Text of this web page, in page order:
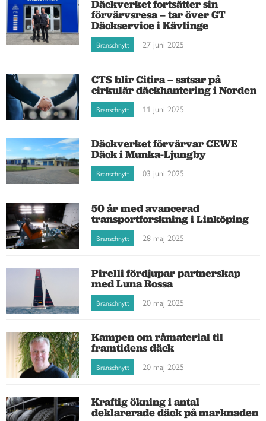
Däckverket fortsätter sin
förvärvsresa – tar över GT
Däckservice i Kävlinge
Branschnytt 27 juni 2025
CTS blir Citira – satsar på
cirkulär däckhantering i Norden
Branschnytt 11 juni 2025
Däckverket förvärvar CEWE
Däck i Munka-Ljungby
Branschnytt 03 juni 2025
50 år med avancerad
transportforskning i Linköping
Branschnytt 28 maj 2025
Pirelli fördjupar partnerskap
med Luna Rossa
Branschnytt 20 maj 2025
Kampen om råmaterial til
framtidens däck
Branschnytt 20 maj 2025
Kraftig ökning i antal
deklarerade däck på marknaden